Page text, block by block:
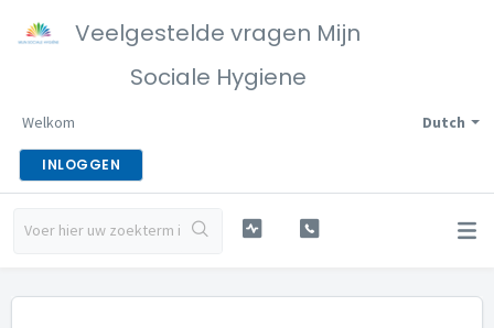
Veelgestelde vragen Mijn
Sociale Hygiene
Dutch
Welkom
INLOGGEN